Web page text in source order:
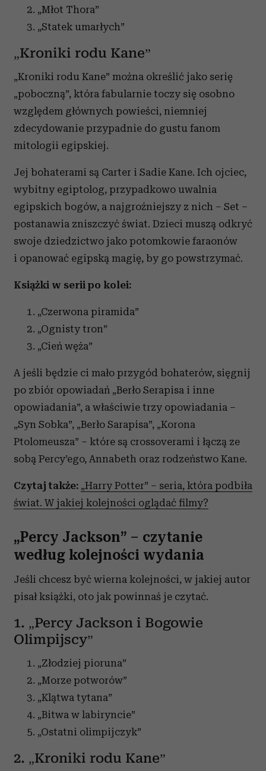
„Młot Thora”
„Statek umarłych”
„Kroniki rodu Kane”
„Kroniki rodu Kane” można określić jako serię
„poboczną”, która fabularnie toczy się osobno
względem głównych powieści, niemniej
zdecydowanie przypadnie do gustu fanom
mitologii egipskiej.
Jej bohaterami są Carter i Sadie Kane. Ich ojciec,
wybitny egiptolog, przypadkowo uwalnia
egipskich bogów, a najgroźniejszy z nich – Set –
postanawia zniszczyć świat. Dzieci muszą odkryć
swoje dziedzictwo jako potomkowie faraonów
i opanować egipską magię, by go powstrzymać.
Książki w serii po kolei:
„Czerwona piramida”
„Ognisty tron”
„Cień węża”
A jeśli będzie ci mało przygód bohaterów, sięgnij
po zbiór opowiadań „Berło Serapisa i inne
opowiadania”, a właściwie trzy opowiadania –
„Syn Sobka”, „Berło Sarapisa”, „Korona
Ptolomeusza” – które są crossoverami i łączą ze
sobą Percy’ego, Annabeth oraz rodzeństwo Kane.
Czytaj także: „Harry Potter” – seria, która podbiła
świat. W jakiej kolejności oglądać filmy?
„Percy Jackson” – czytanie
według kolejności wydania
Jeśli chcesz być wierna kolejności, w jakiej autor
pisał książki, oto jak powinnaś je czytać.
1. „Percy Jackson i Bogowie
Olimpijscy”
„Złodziej pioruna”
„Morze potworów”
„Klątwa tytana”
„Bitwa w labiryncie”
„Ostatni olimpijczyk”
2. „Kroniki rodu Kane”